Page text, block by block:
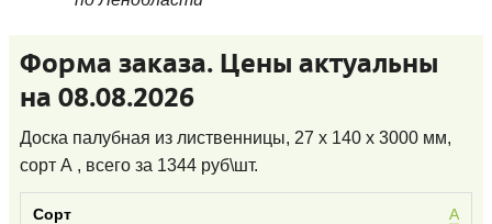
Форма заказа. Цены актуальны
на 08.08.2026
Доска палубная из лиственницы, 27 x 140 x 3000 мм,
сорт А , всего за 1344 руб\шт.
А